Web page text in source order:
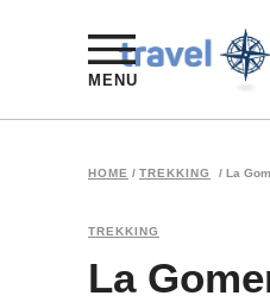
MENU
HOME / TREKKING / La
TREKKING
La